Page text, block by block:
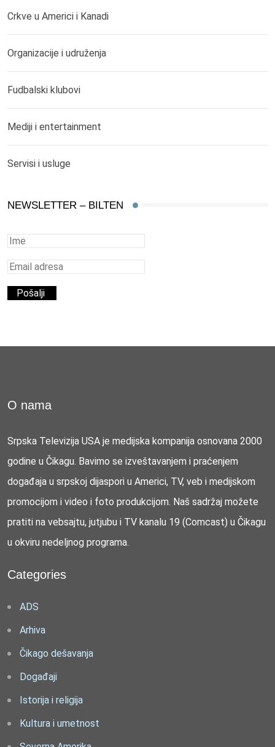
Crkve u Americi i Kanadi
Organizacije i udruženja
Fudbalski klubovi
Mediji i entertainment
Servisi i usluge
NEWSLETTER – BILTEN
O nama
Srpska Televizija USA je medijska kompanija osnovana 2000
godine u Čikagu. Bavimo se izveštavanjem i praćenjem
događaja u srpskoj dijaspori u Americi, TV, veb i medijskom
promocijom i video i foto produkcijom. Naš sadržaj možete
pratiti na vebsajtu, jutjubu i TV kanalu 19 (Comcast) u Čikagu
u okviru nedeljnog programa.
Categories
ADS
Arhiva
Čikago dešavanja
Događaji
Istorija i religija
Kultura i umetnost